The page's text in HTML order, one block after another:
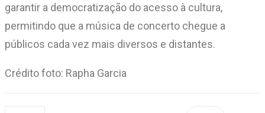
garantir a democratização do acesso à cultura,
permitindo que a música de concerto chegue a
públicos cada vez mais diversos e distantes.
Crédito foto: Rapha Garcia